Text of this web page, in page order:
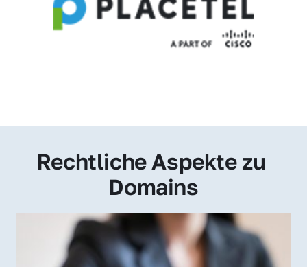
Rechtliche Aspekte zu
Domains